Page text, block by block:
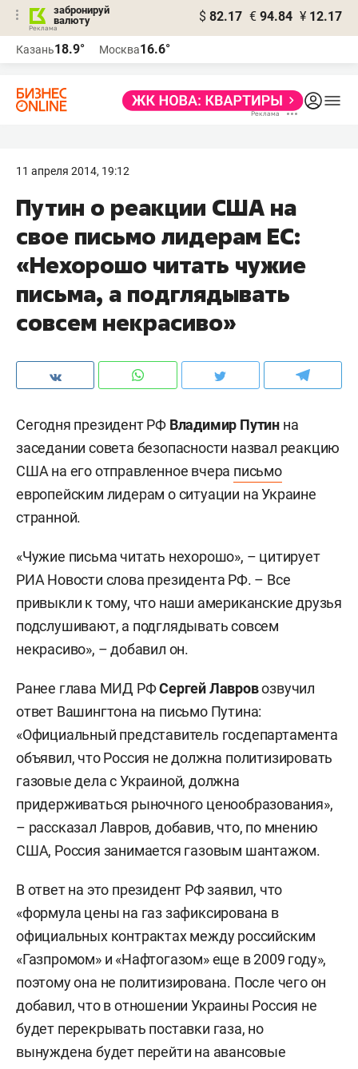
забронируй
валюту
$ 82.17 € 94.84 ¥ 12.17
Казань18.9° Москва16.6°
11 апреля 2014, 19:12
Путин о реакции США на
свое письмо лидерам ЕС:
«Нехорошо читать чужие
письма, а подглядывать
совсем некрасиво»
Сегодня президент РФ Владимир Путин на
заседании совета безопасности назвал реакцию
США на его отправленное вчера письмо
европейским лидерам о ситуации на Украине
странной.
«Чужие письма читать нехорошо», – цитирует
РИА Новости слова президента РФ. – Все
привыкли к тому, что наши американские друзья
подслушивают, а подглядывать совсем
некрасиво», – добавил он.
Ранее глава МИД РФСергей Лавровозвучил
ответ Вашингтона на письмо Путина:
«Официальный представитель госдепартамента
объявил, что Россия не должна политизировать
газовые дела с Украиной, должна
придерживаться рыночного ценообразования»,
– рассказал Лавров, добавив, что, по мнению
США, Россия занимается газовым шантажом.
В ответ на это президент РФ заявил, что
«формула цены на газ зафиксирована в
официальных контрактах между российским
«Газпромом» и «Нафтогазом» еще в 2009 году»,
поэтому она не политизирована. После чего он
добавил, что в отношении Украины Россия не
будет перекрывать поставки газа, но
вынуждена будет перейти на авансовые